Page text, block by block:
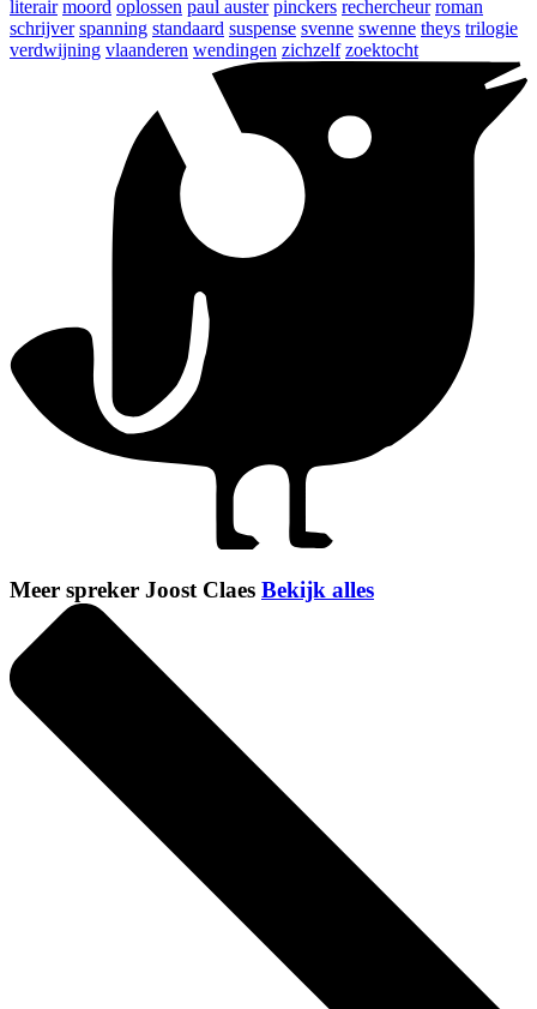
literair moord oplossen paul auster pinckers rechercheur roman
schrijver spanning standaard suspense svenne swenne theys trilogie
verdwijning vlaanderen wendingen zichzelf zoektocht
Meer spreker Joost Claes Bekijk alles